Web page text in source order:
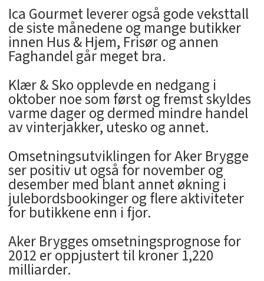
Ica Gourmet leverer også gode veksttall
de siste månedene og mange butikker
innen Hus & Hjem, Frisør og annen
Faghandel går meget bra.
Klær & Sko opplevde en nedgang i
oktober noe som først og fremst skyldes
varme dager og dermed mindre handel
av vinterjakker, utesko og annet.
Omsetningsutviklingen for Aker Brygge
ser positiv ut også for november og
desember med blant annet økning i
julebordsbookinger og flere aktiviteter
for butikkene enn i fjor.
Aker Brygges omsetningsprognose for
2012 er oppjustert til kroner 1,220
milliarder.